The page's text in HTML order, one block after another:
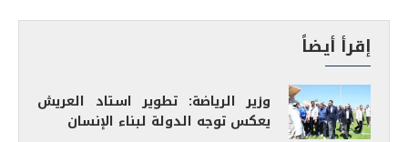
إقرأ أيضاً
وزير الرياضة: تطوير استاد العريش
يعكس توجه الدولة لبناء الإنسان